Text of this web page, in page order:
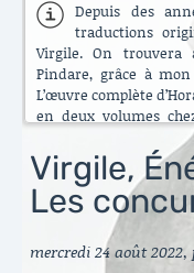
Depuis des
traductions
Virgile. On trouvera
Pindare, grâce à
L’œuvre complète
en deux volumes
encore d’autres
lire ici. C’est
besoin de mettre ma
s’est accru ces
est nouvelle. Elle va
belles surprises, des
haïku en latin sous
Virgile,
Les
mercredi 24 août 2022,